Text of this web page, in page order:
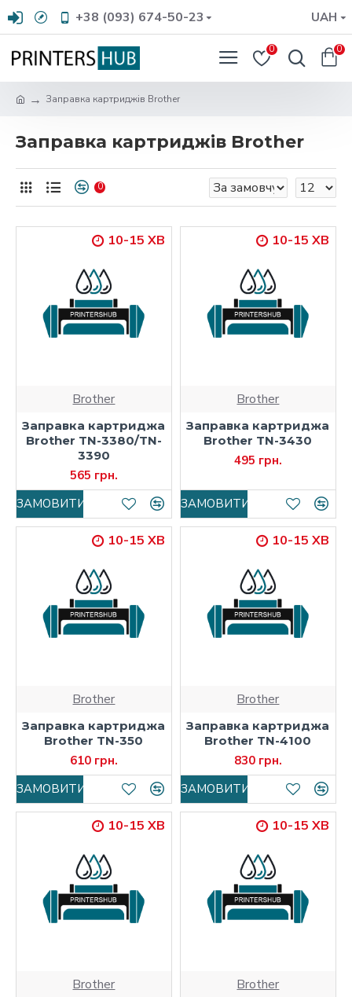
+38 (093) 674-50-23 UAH
0 0
Заправка картриджів Brother
Заправка картриджів Brother
0
10-15 ХВ
Brother
Заправка картриджа
Brother TN-3380/TN-
3390
565 грн.
ЗАМОВИТИ
10-15 ХВ
Brother
Заправка картриджа
Brother TN-3430
495 грн.
ЗАМОВИТИ
10-15 ХВ
Brother
Заправка картриджа
Brother TN-350
610 грн.
ЗАМОВИТИ
10-15 ХВ
Brother
Заправка картриджа
Brother TN-4100
830 грн.
ЗАМОВИТИ
10-15 ХВ
Brother
10-15 ХВ
Brother